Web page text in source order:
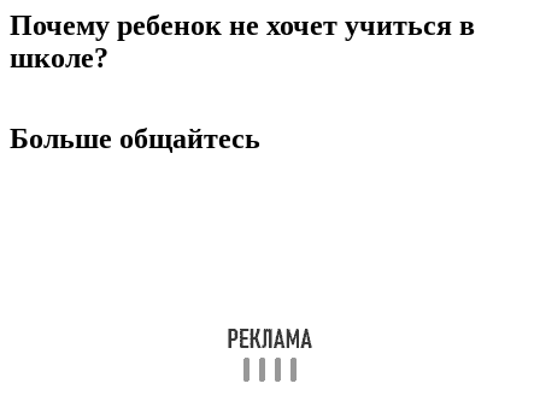
Почему ребенок не хочет учиться в
школе?
Больше общайтесь